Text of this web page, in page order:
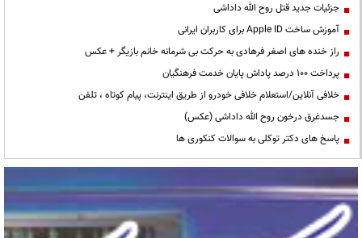
جزئیات جدید قتل روح الله داداشی
آموزش ساخت Apple ID برای کاربران ایرانی
راز خنده های اصغر فرهادی به حرکت بی شرمانه خانم بازیگر + عکس
پرداخت ۱۰۰ درصد پاداش پایان خدمت فرهنگیان
خلافی آنلاین/استعلام خلافی خودرو از طریق اینترنت، پیام کوتاه ، تلفن
جسدغرق درخون روح الله داداشی (عکس)
پاسخ های دکتر توکلی به سوالات کنکوری ها